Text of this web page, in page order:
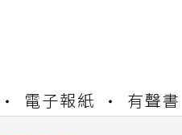
電子報紙 有聲書
站同步暫停部分閱讀服務